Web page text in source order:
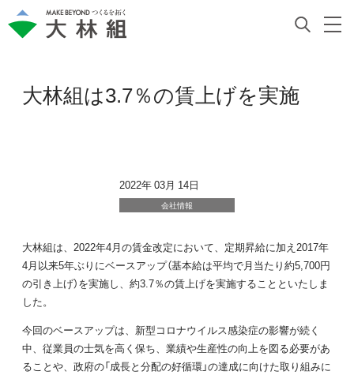
大林組は3.7％の賃上げを実施
2022年 03月 14日
会社情報
大林組は、2022年4月の賃金改定において、定期昇給に加え2017年
4月以来5年ぶりにベースアップ（基本給は平均で月当たり約5,700円
の引き上げ）を実施し、約3.7％の賃上げを実施することといたしま
した。
今回のベースアップは、新型コロナウイルス感染症の影響が続く
中、従業員の士気を高く保ち、業績や生産性の向上を図る必要があ
ることや、政府の「成長と分配の好循環」の達成に向けた取り組みに